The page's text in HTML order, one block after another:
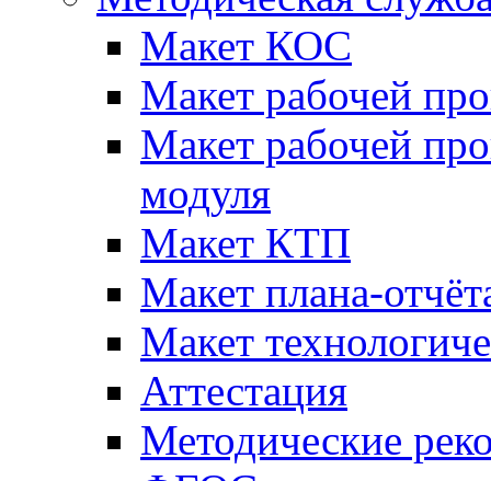
Макет КОС
Макет рабочей
Макет рабочей
модуля
Макет КТП
Макет плана-
Макет
Аттестация
Методические